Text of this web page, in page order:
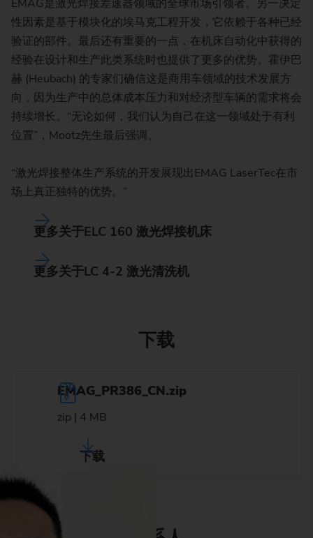
EMAG是激光焊接差速器领域的全球市场引领者。另一决定
性因素是基于模块化的埃马克工程开发，它依赖于各种已经
验证的部件。最后还有重要的一点，在机床自动化中获得的
经验在设计和生产此类系统时也提供了更多的优势。霍伊巴
赫 (Heubach) 的专家们确信这是商用车领域的技术发展方
向，因为生产中的总体成本压力和对经济型车辆的需求将会
持续增长。“无论如何，我们认为自己在这一领域处于有利
位置”，Mootz先生最后强调。
“激光焊接整体生产系统的开发展现出EMAG LaserTec在市
场上真正独特的优势。”
更多关于ELC 160 激光焊接机床
更多关于LC 4-2 激光清洗机
下载
EMAG_PR386_CN.zip
zip | 4 MB
下载